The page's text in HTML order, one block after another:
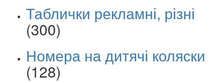
Таблички рекламні, різні
(300)
Номера на дитячі коляски
(128)